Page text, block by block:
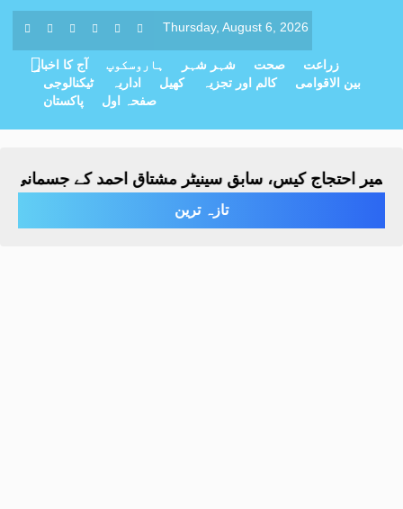
Thursday, August 6, 2026
آج کا اخبار ہاروسکوپ شہر شہر صحت
زراعت
ٹیکنالوجی
اداریہ کھیل کالم اور تجزیہ
بین الاقوامی
پاکستان
صفحہ اول
احتجاج کیس، سابق سینیٹر مشتاق احمد کے جسمانی ریمانڈ میں 4 روز
تازہ ترین